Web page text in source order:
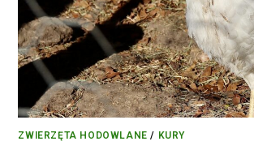
ZWIERZĘTA HODOWLANE / KURY